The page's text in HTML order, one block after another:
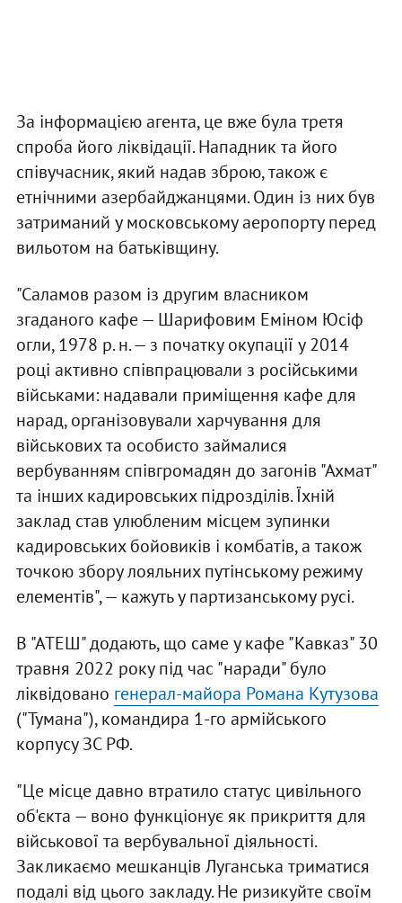
За інформацією агента, це вже була третя
спроба його ліквідації. Нападник та його
співучасник, який надав зброю, також є
етнічними азербайджанцями. Один із них був
затриманий у московському аеропорту перед
вильотом на батьківщину.
"Саламов разом із другим власником
згаданого кафе — Шарифовим Еміном Юсіф
огли, 1978 р. н. — з початку окупації у 2014
році активно співпрацювали з російськими
військами: надавали приміщення кафе для
нарад, організовували харчування для
військових та особисто займалися
вербуванням співгромадян до загонів "Ахмат"
та інших кадировських підрозділів. Їхній
заклад став улюбленим місцем зупинки
кадировських бойовиків і комбатів, а також
точкою збору лояльних путінському режиму
елементів", — кажуть у партизанському русі.
В "АТЕШ" додають, що саме у кафе "Кавказ" 30
травня 2022 року під час "наради" було
ліквідовано генерал-майора Романа Кутузова
("Тумана"), командира 1-го армійського
корпусу ЗС РФ.
"Це місце давно втратило статус цивільного
об'єкта — воно функціонує як прикриття для
військової та вербувальної діяльності.
Закликаємо мешканців Луганська триматися
подалі від цього закладу. Не ризикуйте своїм